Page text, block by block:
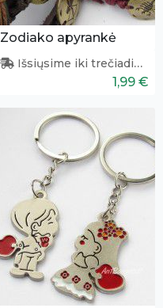
Zodiako apyrankė
Išsiųsime iki trečiadienio
1,99 €